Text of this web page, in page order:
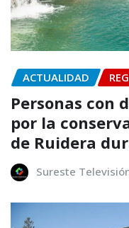
ACTUALIDAD
Personas con
por la
de Ruidera
Sureste